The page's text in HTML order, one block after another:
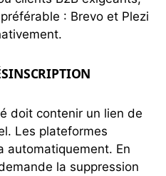
: Brevo et Plezi
doit contenir un lien de
Les plateformes
automatiquement. En
la suppression